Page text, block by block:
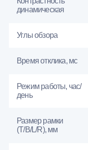
динамическая
Углы обзора
Время отклика, мс
Режим работы, час/
день
Размер рамки
(T/B/L/R), мм